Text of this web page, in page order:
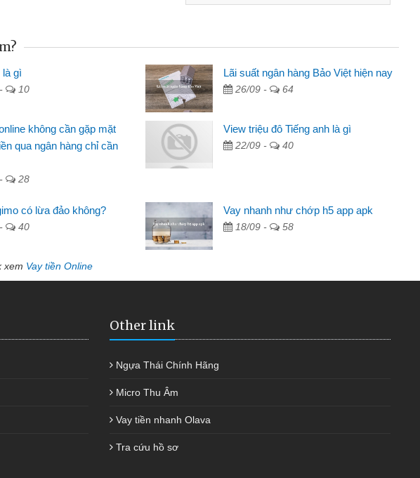
Mai Lan - Sinh viên
Tôi biết đến thông qua quảng cáo trên facebook. Tôi là
sinh viên nên cần đóng tiền nhà, sinh nhật bạn bè, mà đọc
thấy thủ tục nhanh gọn nên tôi quyết định vay
cần có 2 triệu để giải quyết việc riêng, trong 1-2 ngày tôi trả
được thôi. Cảm ơn đã giúp tôi kịp thời và nhanh chóng
gì
10
Lãi suất ngân hàng Bảo Việt hiện nay
26/09 - 64
không cần gặp mặt
qua ngân hàng chỉ cần
28
View triệu đô Tiếng anh là gì
22/09 - 40
có lừa đảo không?
40
Vay nhanh như chớp h5 app apk
18/09 - 58
xem Vay tiền Online
Other link
Ngựa Thái Chính Hãng
Micro Thu Âm
Vay tiền nhanh Olava
Tra cứu hồ sơ